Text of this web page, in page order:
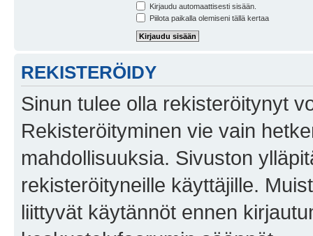
Kirjaudu automaattisesti sisään.
Piilota paikalla olemiseni tällä kertaa
REKISTERÖIDY
Sinun tulee olla rekisteröitynyt
Rekisteröityminen vie vain
mahdollisuuksia. Sivuston
rekisteröityneille käyttäjille.
liittyvät käytännöt ennen